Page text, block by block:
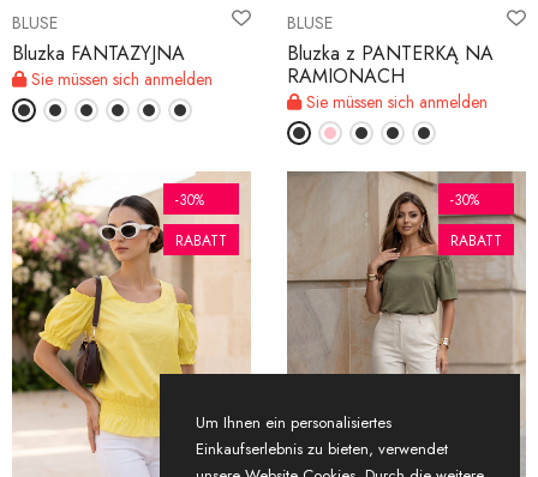
BLUSE
Bluzka FANTAZYJNA
Sie müssen sich anmelden
BLUSE
Bluzka z PANTERKĄ NA
RAMIONACH
Sie müssen sich anmelden
-30%
RABATT
-30%
RABATT
Um Ihnen ein personalisiertes
Einkaufserlebnis zu bieten, verwendet